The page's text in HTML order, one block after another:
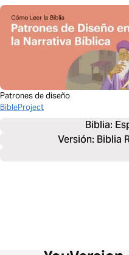
Patrones de diseño
BibleProject
Biblia:
Versión: Biblia